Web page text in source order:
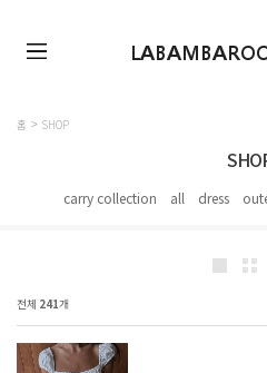
홈 SHOP
carry collection all dress
전체 241개